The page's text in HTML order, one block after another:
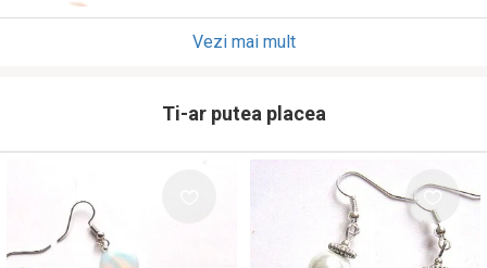
Vezi mai mult
Ti-ar putea placea